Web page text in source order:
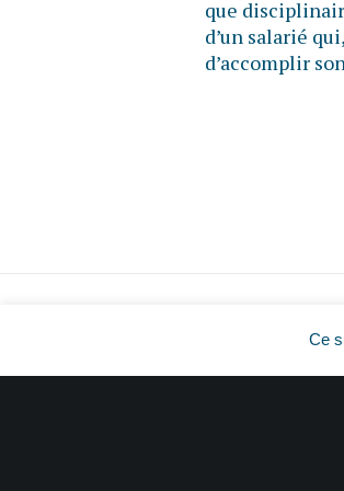
que
d’un salarié
d’accomplir
Ce